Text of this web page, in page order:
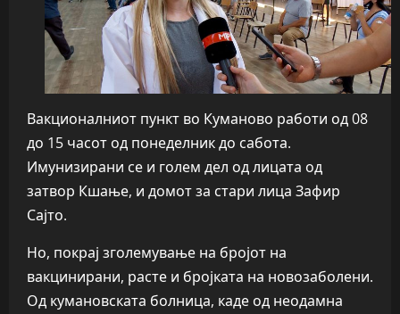
Вакционалниот пункт во Куманово работи од 08
до 15 часот од понеделник до сабота.
Имунизирани се и голем дел од лицата од
затвор Кшање, и домот за стари лица Зафир
Сајто.
Но, покрај зголемување на бројот на
вакцинирани, расте и бројката на новозаболени.
Од кумановската болница, каде од неодамна